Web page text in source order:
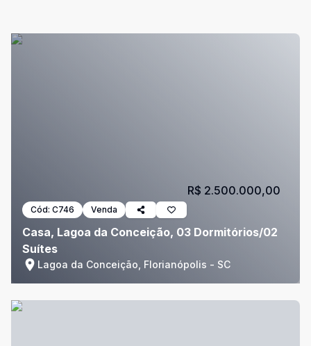
Cód: C746 Venda
Casa, Lagoa da Conceição, 03 Dormitórios/02
Suítes
Lagoa da Conceição, Florianópolis - SC
R$ 2.500.000,00